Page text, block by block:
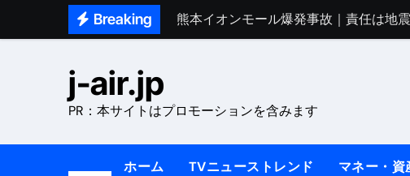
Breaking
熊本イオンモール爆発事故｜責任は地
【医者が教える】本当に痩せる薬はコ
中町綾が2週間で3.5kg痩せた方法
j-air.jp
PR：本サイトはプロモーションを含みます
ホーム TVニューストレンド マネー・資